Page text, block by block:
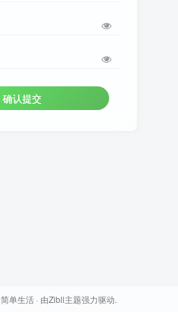
确认提交
简单生活 · 由Zibll主题强力驱动.